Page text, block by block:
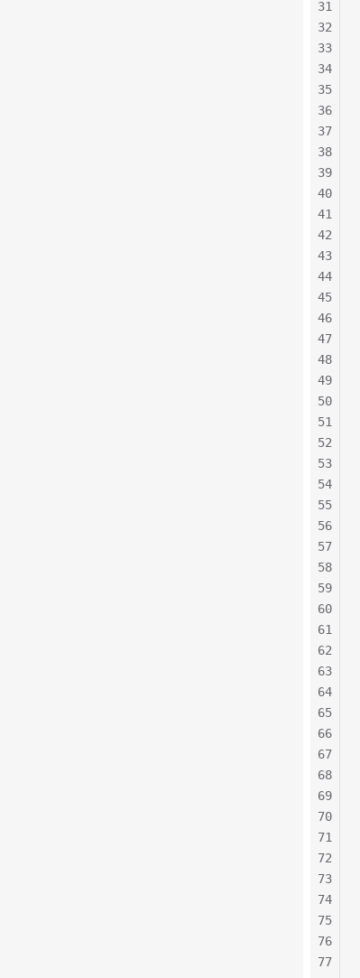
31
32
33
34
35
36
37
38
39
40
41
42
43
44
45
46
47
48
49
50
51
52
53
54
55
56
57
58
59
60
61
62
63
64
65
66
67
68
69
70
71
72
73
74
75
76
77